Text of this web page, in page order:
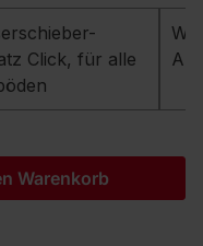
Click, für alle
gewünschten
Warenkorb